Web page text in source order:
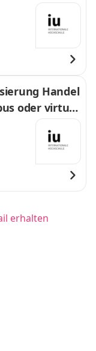
Handel
oder virtuel
erhalten